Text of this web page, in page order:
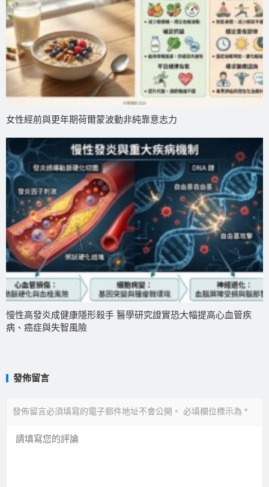
女性經前與更年期荷爾蒙波動非純靠意志力
慢性高發炎成健康隱形殺手 醫學研究證實恐大幅提高心血管疾
病、癌症與失智風險
發佈留言
發佈留言必須填寫的電子郵件地址不會公開。 必填欄位標示為 *